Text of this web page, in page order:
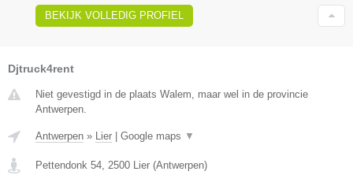
BEKIJK VOLLEDIG PROFIEL
Djtruck4rent
Niet gevestigd in de plaats Walem, maar wel in de provincie
Antwerpen.
Antwerpen » Lier Google maps ▼
Pettendonk 54, 2500 Lier (Antwerpen)